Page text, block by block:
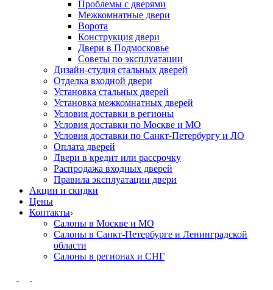
Проблемы с дверями
Межкомнатные двери
Ворота
Конструкция двери
Двери в Подмосковье
Cоветы по эксплуатации
Дизайн-студия стальных дверей
Отделка входной двери
Установка стальных дверей
Установка межкомнатных дверей
Условия доставки в регионы
Условия доставки по Москве и МО
Условия доставки по Санкт-Петербургу и ЛО
Оплата дверей
Двери в кредит или рассрочку
Распродажа входных дверей
Правила эксплуатации двери
Акции и скидки
Цены
Контакты
Салоны в Москве и МО
Салоны в Санкт-Петербурге и Ленинградской
области
Салоны в регионах и СНГ